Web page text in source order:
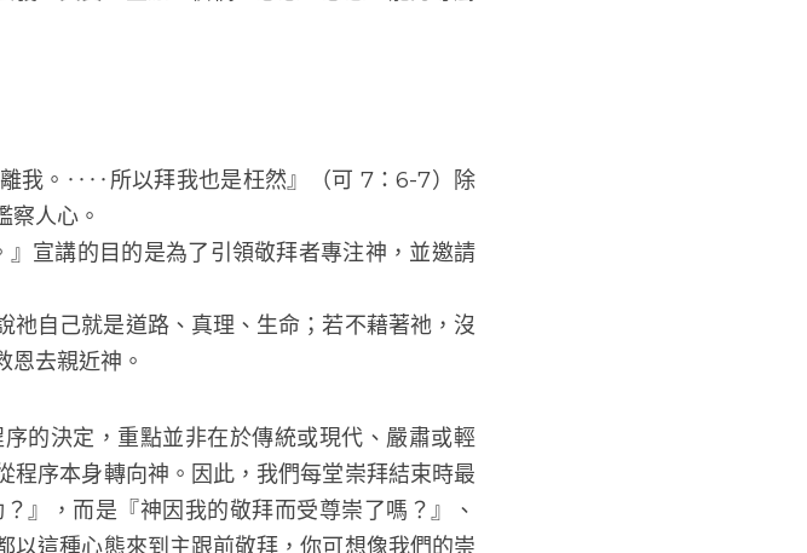
的感動而淚流滿眶，我們仍有可能並未真正地
義、真實、聖潔、憐憫、慈悲、恩惠，能力等屬
我。‥‥所以拜我也是枉然』（可 7：6-7）除非
人心。
宣講的目的是為了引領敬拜者專注神，並邀請
自己就是道路、真理、生命；若不藉著祂，沒
恩去親近神。
的決定，重點並非在於傳統或現代、嚴肅或輕